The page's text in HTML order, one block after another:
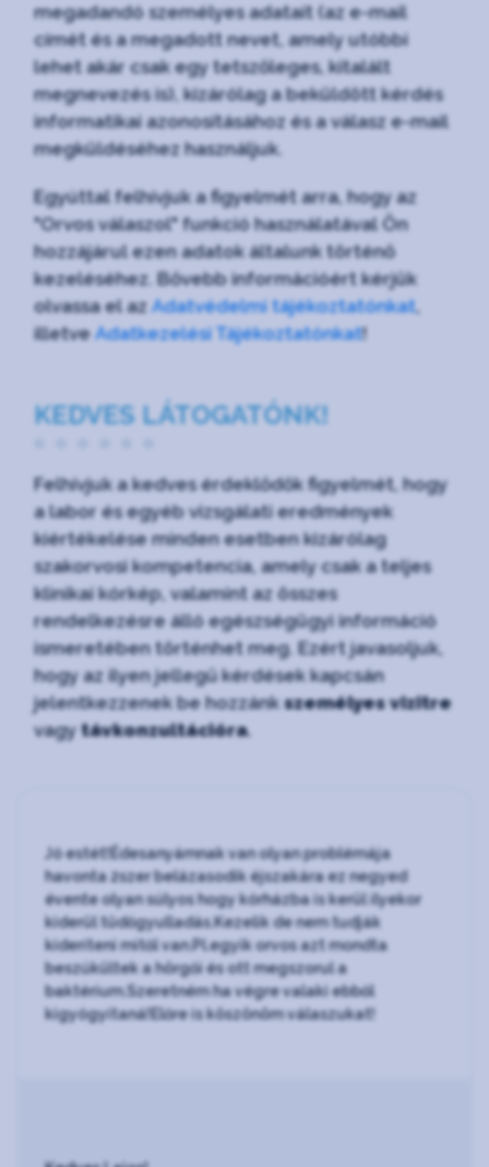
megadandó személyes adatait (az e-mail
címét és a megadott nevet, amely utóbbi
lehet akár csak egy tetszőleges, kitalált
megnevezés is), kizárólag a beküldött kérdés
informatikai azonosításához és a válasz e-mail
megküldéséhez használjuk.
Egyúttal felhívjuk a figyelmét arra, hogy az
"Orvos válaszol" funkció használatával Ön
hozzájárul ezen adatok általunk történő
kezeléséhez. Bővebb információért kérjük
olvassa el azAdatvédelmi tájékoztatónkat,
illetveAdatkezelési Tájékoztatónkat!
KEDVES LÁTOGATÓNK!
Felhívjuk a kedves érdeklődők figyelmét, hogy
a labor és egyéb vizsgálati eredmények
kiértékelése minden esetben kizárólag
szakorvosi kompetencia, amely csak a teljes
klinikai kórkép, valamint az összes
rendelkezésre álló egészségügyi információ
ismeretében történhet meg. Ezért javasoljuk,
hogy az ilyen jellegű kérdések kapcsán
jelentkezzenek be hozzánkszemélyes vizitre
vagy távkonzultációra.
Jó estét!Édesanyámnak van olyan problémája
havonta 2szer belázasodik éjszakára ez negyed
évente olyan súlyos hogy kórházba is kerül ilyekor
kiderül tüdőgyulladás.Kezelik de nem tudják
kideríteni mitől van.Pl.egyik orvos azt mondta
beszűkültek a hörgői és ott megszorul a
baktérium.Szeretném ha végre valaki ebből
kigyógyítaná!Előre is köszönöm válaszukat!